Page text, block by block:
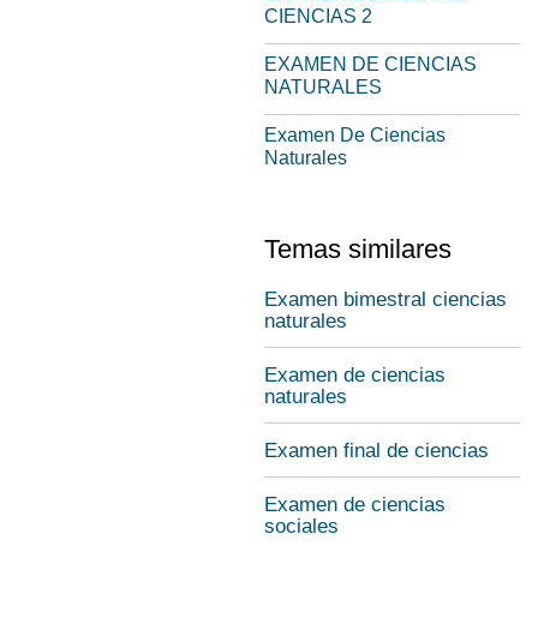
CIENCIAS 2
EXAMEN DE CIENCIAS
NATURALES
Examen De Ciencias
Naturales
Temas similares
Examen bimestral ciencias
naturales
Examen de ciencias
naturales
Examen final de ciencias
Examen de ciencias
sociales